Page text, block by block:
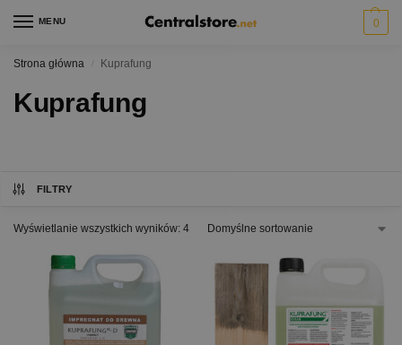
MENU 0
Strona główna / Kuprafung
Kuprafung
FILTRY
Wyświetlanie wszystkich wyników: 4